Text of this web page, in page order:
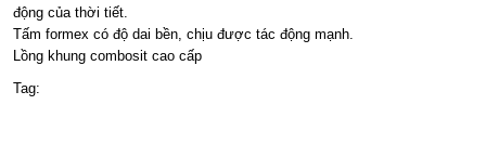
động của thời tiết.
Tấm formex có độ dai bền, chịu được tác động mạnh.
Lồng khung combosit cao cấp
Tag: